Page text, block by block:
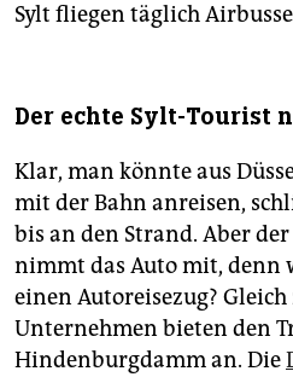
Sylt fliegen täglich
Der echte Sylt-Tourist
Klar, man könnte aus
mit der Bahn anreisen,
bis an den Strand. Aber
nimmt das Auto mit, denn
einen Autoreisezug? Gleich
Unternehmen bieten den
Hindenburgdamm an. Die